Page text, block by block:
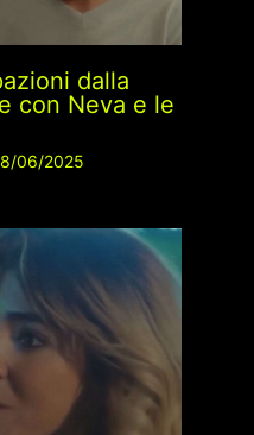
dalla
con Neva e le
06/2025